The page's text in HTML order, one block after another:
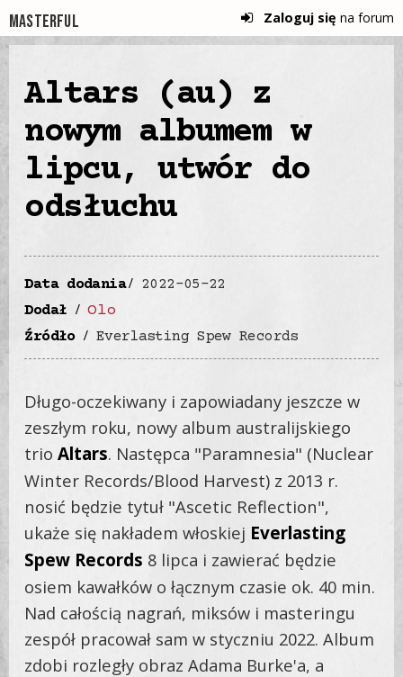
Masterful Zaloguj się na forum
Altars (au) z
nowym albumem w
lipcu, utwór do
odsłuchu
Data dodania 2022-05-22
Dodał
Olo
Źródło Everlasting Spew Records
Długo-oczekiwany i zapowiadany jeszcze w
zeszłym roku, nowy album australijskiego
trioAltars. Następca "Paramnesia" (Nuclear
Winter Records/Blood Harvest) z 2013 r.
nosić będzie tytuł "Ascetic Reflection",
ukaże się nakładem włoskiej Everlasting
Spew Records 8 lipca i zawierać będzie
osiem kawałków o łącznym czasie ok. 40 min.
Nad całością nagrań, miksów i masteringu
zespół pracował sam w styczniu 2022. Album
zdobi rozległy obraz Adama Burke'a, a